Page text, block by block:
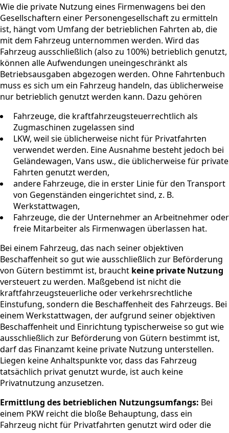
Wie die private Nutzung eines Firmenwagens bei den
Gesellschaftern einer Personengesellschaft zu ermitteln
ist, hängt vom Umfang der betrieblichen Fahrten ab, die
mit dem Fahrzeug unternommen werden. Wird das
Fahrzeug ausschließlich (also zu 100%) betrieblich genutzt,
können alle Aufwendungen uneingeschränkt als
Betriebsausgaben abgezogen werden. Ohne Fahrtenbuch
muss es sich um ein Fahrzeug handeln, das üblicherweise
nur betrieblich genutzt werden kann. Dazu gehören
Fahrzeuge, die kraftfahrzeugsteuerrechtlich als
Zugmaschinen zugelassen sind
LKW, weil sie üblicherweise nicht für Privatfahrten
verwendet werden. Eine Ausnahme besteht jedoch bei
Geländewagen, Vans usw., die üblicherweise für private
Fahrten genutzt werden,
andere Fahrzeuge, die in erster Linie für den Transport
von Gegenständen eingerichtet sind, z. B.
Werkstattwagen,
Fahrzeuge, die der Unternehmer an Arbeitnehmer oder
freie Mitarbeiter als Firmenwagen überlassen hat.
Bei einem Fahrzeug, das nach seiner objektiven
Beschaffenheit so gut wie ausschließlich zur Beförderung
von Gütern bestimmt ist, braucht keine private Nutzung
versteuert zu werden. Maßgebend ist nicht die
kraftfahrzeugsteuerliche oder verkehrsrechtliche
Einstufung, sondern die Beschaffenheit des Fahrzeugs. Bei
einem Werkstattwagen, der aufgrund seiner objektiven
Beschaffenheit und Einrichtung typischerweise so gut wie
ausschließlich zur Beförderung von Gütern bestimmt ist,
darf das Finanzamt keine private Nutzung unterstellen.
Liegen keine Anhaltspunkte vor, dass das Fahrzeug
tatsächlich privat genutzt wurde, ist auch keine
Privatnutzung anzusetzen.
Ermittlung des betrieblichen Nutzungsumfangs: Bei
einem PKW reicht die bloße Behauptung, dass ein
Fahrzeug nicht für Privatfahrten genutzt wird oder die